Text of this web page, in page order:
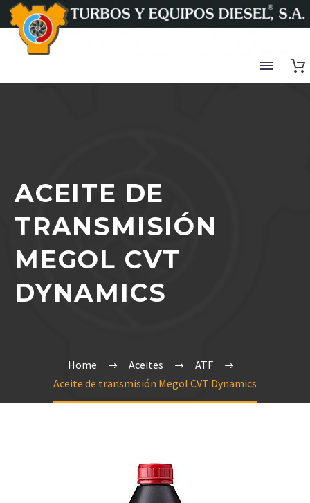
ACEITE DE
TRANSMISIÓN
MEGOL CVT
DYNAMICS
Home Aceites
ATF
Aceite de transmisión Megol CVT Dynamics